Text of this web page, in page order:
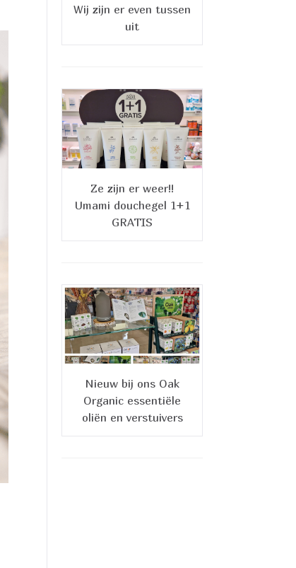
Wij zijn er even tussen
uit
Ze zijn er weer!!
Umami douchegel 1+1
GRATIS
Nieuw bij ons Oak
Organic essentiële
oliën en verstuivers